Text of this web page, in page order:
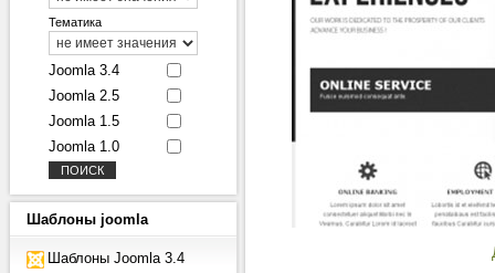
Тематика
Joomla 3.4
Joomla 2.5
Joomla 1.5
Joomla 1.0
Шаблоны joomla
Шаблоны Joomla 3.4